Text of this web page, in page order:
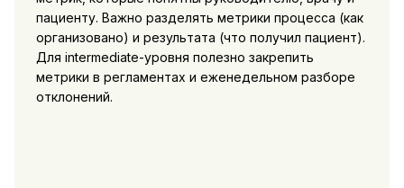
пациенту. Важно разделять метрики процесса (как
организовано) и результата (что получил пациент).
Для intermediate-уровня полезно закрепить
метрики в регламентах и еженедельном разборе
отклонений.